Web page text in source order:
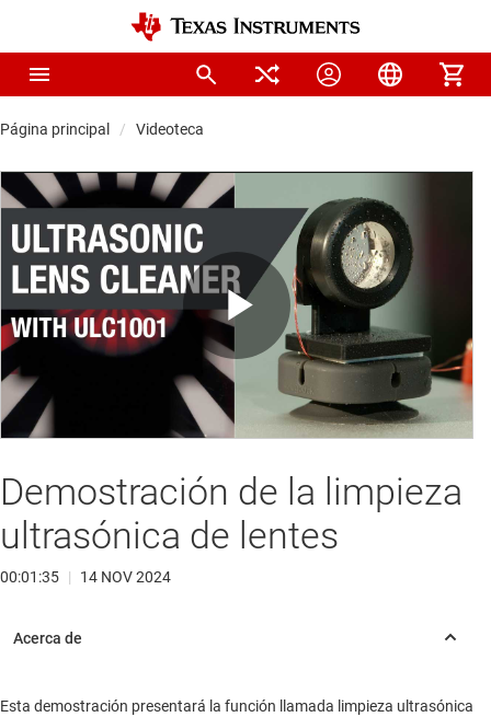
Página principal Videoteca
Play
Video
Demostración de la limpieza
ultrasónica de lentes
00:01:35 | 14 NOV 2024
Esta demostración presentará la función llamada limpieza ultrasónica